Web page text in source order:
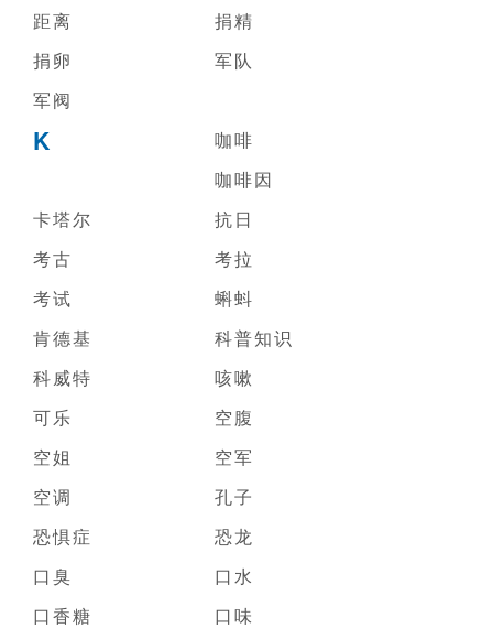
距离
捐精
捐卵
军队
军阀
K
咖啡
咖啡因
卡塔尔
抗日
考古
考拉
考试
蝌蚪
肯德基
科普知识
科威特
咳嗽
可乐
空腹
空姐
空军
空调
孔子
恐惧症
恐龙
口臭
口水
口香糖
口味